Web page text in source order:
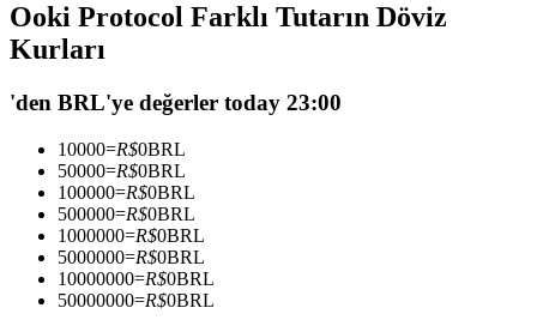
Kopya Ticaret
En iyi traderlarla güçlerinizi birleştirin
Kopya Tüccarı Olun
Ooki Protocol Farklı Tutarın Döviz
Kurları
'den BRL'ye değerler today 23:00
10000=R$0BRL
50000=R$0BRL
100000=R$0BRL
500000=R$0BRL
1000000=R$0BRL
5000000=R$0BRL
10000000=R$0BRL
50000000=R$0BRL